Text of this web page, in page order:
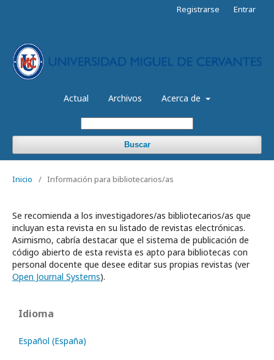
Actual Archivos Acerca de
Buscar
Registrarse Entrar
Inicio / Información para bibliotecarios/as
Se recomienda a los investigadores/as bibliotecarios/as que
incluyan esta revista en su listado de revistas electrónicas.
Asimismo, cabría destacar que el sistema de publicación de
código abierto de esta revista es apto para bibliotecas con
personal docente que desee editar sus propias revistas (ver
Open Journal Systems).
Idioma
Español (España)